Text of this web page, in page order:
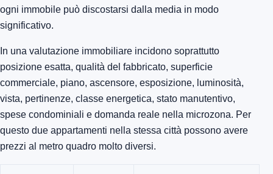
ogni immobile può discostarsi dalla media in modo
significativo.
In una valutazione immobiliare incidono soprattutto
posizione esatta, qualità del fabbricato, superficie
commerciale, piano, ascensore, esposizione, luminosità,
vista, pertinenze, classe energetica, stato manutentivo,
spese condominiali e domanda reale nella microzona. Per
questo due appartamenti nella stessa città possono avere
prezzi al metro quadro molto diversi.